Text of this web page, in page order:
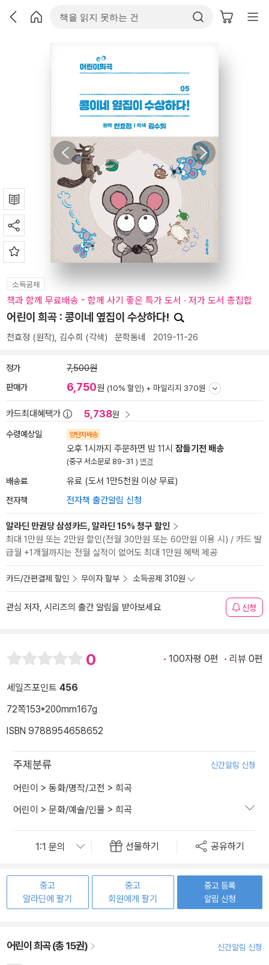
소득공제
책과 함께 무료배송 - 함께 사기 좋은 특가 도서 · 저가 도서 총집합
어린이 희곡 : 콩이네 옆집이 수상하다!
천효정 (원작), 김수희 (각색) 문학동네 2019-11-26
정가 7,500원
판매가 6,750원 (10% 할인) + 마일리지 370원
카드최대혜택가 5,738원
수령예상일 양탄자배송
오후 1시까지 주문하면 밤 11시 잠들기전 배송
(중구 서소문로 89-31 ) 변경
배송료 유료 (도서 1만5천원 이상 무료)
전자책 전자책 출간알림 신청
알라딘 만권당 삼성카드, 알라딘 15% 청구 할인
최대 1만원 또는 2만원 할인(전월 30만원 또는 60만원 이용 시) / 카드 발
급월 +1개월까지는 전월 실적이 없어도 최대 1만원 혜택 제공
카드/간편결제 할인 무이자 할부 소득공제 310원
관심 저자, 시리즈의 출간 알림을 받아보세요 신청
0 100자평 0편 리뷰 0편
세일즈포인트 456
72쪽153*200mm167g
ISBN 9788954658652
주제분류 신간알림 신청
어린이 > 동화/명작/고전 > 희곡
어린이 > 문화/예술/인물 > 희곡
선물하기 공유하기
중고
알라딘에 팔기
중고
회원에게 팔기
중고 등록
알림 신청
어린이 희곡 (총 15권) 신간알림 신청